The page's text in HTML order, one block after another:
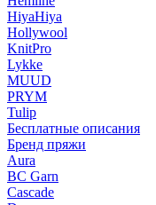
HiyaHiya
Hollywool
KnitPro
Lykke
MUUD
PRYM
Tulip
Бесплатные описания
Бренд пряжи
Aura
BC Garn
Cascade